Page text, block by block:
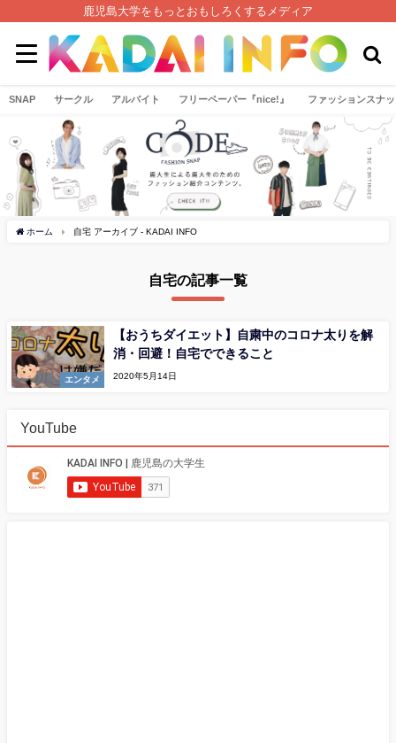
鹿児島大学をもっとおもしろくするメディア
SNAP サークル アルバイト フリーペーパー『nice!』 ファッションスナ
ホーム 自宅 アーカイブ - KADAI INFO
自宅の記事一覧
エンタメ
【おうちダイエット】自粛中のコロナ太りを解
消・回避！自宅でできること
2020年5月14日
YouTube